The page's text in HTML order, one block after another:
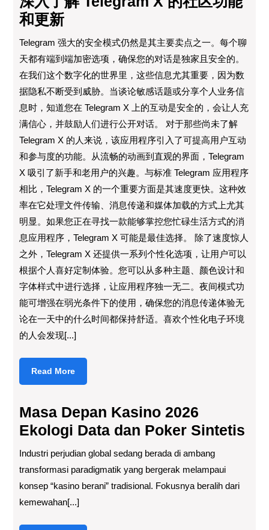
和更新
Telegram 强大的安全模式仍然是其主要卖点之一。每个聊
天都有端到端加密选项，确保您的对话是独家且安全的。
在我们这个数字化的世界里，这些信息尤其重要，因为数
据隐私不断受到威胁。当谈论敏感话题或分享个人业务信
息时，知道您在 Telegram X 上的互动是安全的，会让人充
满信心，并鼓励人们进行公开对话。 对于那些尚未了解
Telegram X 的人来说，该应用程序引入了可提高用户互动
和参与度的功能。从流畅的动画到直观的界面，Telegram
X 吸引了新手和老用户的兴趣。与标准 Telegram 应用程序
相比，Telegram X 的一个重要方面是其速度更快。这种效
率在它处理文件传输、消息传递和媒体加载的方式上尤其
明显。如果您正在寻找一款能够掌控您忙碌生活方式的消
息应用程序，Telegram X 可能是最佳选择。 除了速度惊人
之外，Telegram X 还提供一系列个性化选项，让用户可以
根据个人喜好定制体验。您可以从多种主题、颜色设计和
字体样式中进行选择，让应用程序独一无二。夜间模式功
能可增强在弱光条件下的使用，确保您的消息传递体验无
论在一天中的什么时间都保持舒适。喜欢个性化电子环境
的人会发现[...]
Read MoreRead
More
Masa Depan Kasino 2026
Ekologi Data dan Poker Sintetis
Industri perjudian global sedang berada di ambang
transformasi paradigmatik yang bergerak melampaui
konsep “kasino berani” tradisional. Fokusnya beralih dari
kemewahan[...]